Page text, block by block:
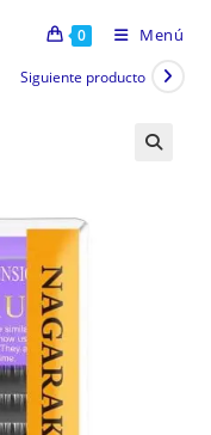
0 Menú
Siguiente producto